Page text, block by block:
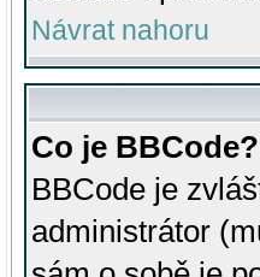
Návrat nahoru
Co je BBCode?
BBCode je
administrátor